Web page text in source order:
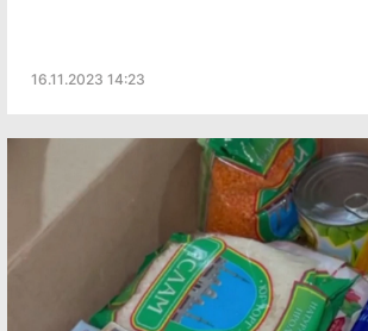
16.11.2023 14:23